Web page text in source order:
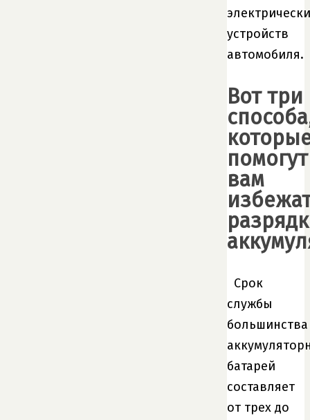
устройств
автомобиля.
Вот три
помогут
вам
Срок
службы
большинства
батарей
составляет
от трех до